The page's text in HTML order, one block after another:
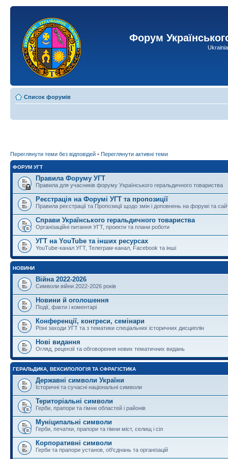
Форум
Список форумів
Переглянути теми без відповідей • Переглянути активні теми
ФОРУМ УГТ
Правила Форуму УГТ
Правила для учасників форуму Українського геральдичного товариства
Реєстрація на Форумі УГТ та пропозиції
Правила реєстрації та Пропозиції щодо змін і доповнень на форумі та
Справи Українського геральдичного товариства
Організаційні питання УГТ, проекти та плани роботи
УГТ на YouTube та інших ресурсах
YouTube-канал УГТ, Телеграм-канал, Facebook та інші
НОВИНИ
Війна 2022-2026
Символи війни 2022-2026 років
Новини й оголошення
Події, факти і коментарі
Конференції, конгреси, семінари
Різні заходи УГТ та з тематики спеціальних історичних дисциплін
Нові видання
Огляд, рецензії та обговорення нових тематичних видань
ГЕРАЛЬДИКА, ВЕКСИЛОЛОГІЯ ТА СФРАГІСТИКА
Державні символи України
Історичні та сучасні національні символи
Територіальні символи
Герби, прапори та гімни областей і районів
Муніципальні символи
Герби, печатки, прапори та гімни міст, селищ і сіл
Корпоративні символи
Герби та прапори установ, об'єднань та організацій